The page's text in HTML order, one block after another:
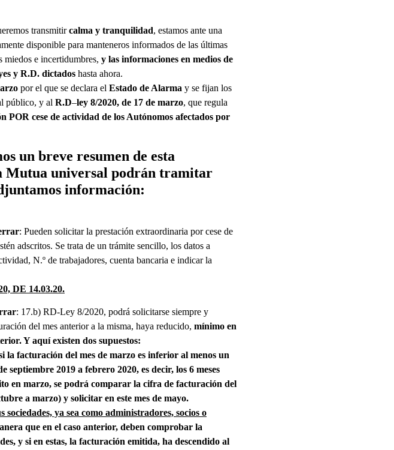
transmitircalma y tranquilidad, estamos ante una
disponible para manteneros informados de las últimas
miedos e incertidumbres, y las informaciones en medios de
y R.D. dictados hasta ahora.
por el que se declara el Estado de Alarma y se fijan los
público, y al R.D–ley 8/2020, de 17 de marzo, que regula
cese de actividad de los Autónomos afectados por
un breve resumen de esta
Mutua universal podrán tramitar
información:
: Pueden solicitar la prestación extraordinaria por cese de
adscritos. Se trata de un trámite sencillo, los datos a
N.º de trabajadores, cuenta bancaria e indicar la
DE 14.03.20.
: 17.b) RD-Ley 8/2020, podrá solicitarse siempre y
del mes anterior a la misma, haya reducido, mínimo en
Y aquí existen dos supuestos:
la facturación del mes de marzo es inferior al menos un
septiembre 2019 a febrero 2020, es decir, los 6 meses
en marzo, se podrá comparar la cifra de facturación del
a marzo) y solicitar en este mes de mayo.
ya sea como administradores, socios o
que en el caso anterior, deben comprobar la
y si en estas, la facturación emitida, ha descendido al